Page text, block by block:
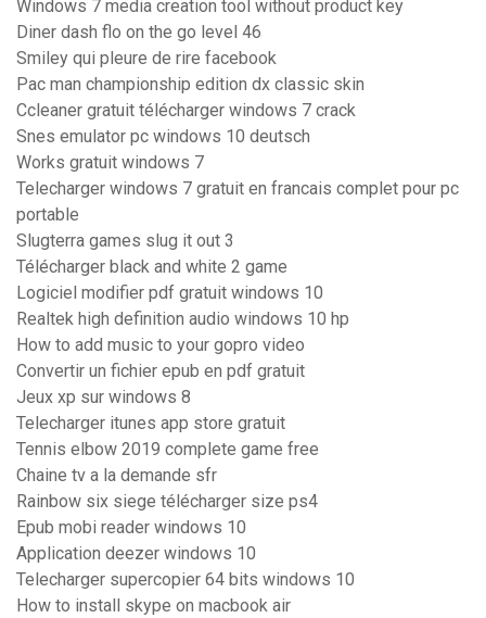
Windows 7 media creation tool without product key
Diner dash flo on the go level 46
Smiley qui pleure de rire facebook
Pac man championship edition dx classic skin
Ccleaner gratuit télécharger windows 7 crack
Snes emulator pc windows 10 deutsch
Works gratuit windows 7
Telecharger windows 7 gratuit en francais complet pour pc
portable
Slugterra games slug it out 3
Télécharger black and white 2 game
Logiciel modifier pdf gratuit windows 10
Realtek high definition audio windows 10 hp
How to add music to your gopro video
Convertir un fichier epub en pdf gratuit
Jeux xp sur windows 8
Telecharger itunes app store gratuit
Tennis elbow 2019 complete game free
Chaine tv a la demande sfr
Rainbow six siege télécharger size ps4
Epub mobi reader windows 10
Application deezer windows 10
Telecharger supercopier 64 bits windows 10
How to install skype on macbook air